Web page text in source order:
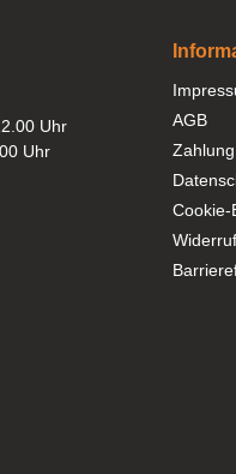
Uhr
Uhr
AGB
Cookie-